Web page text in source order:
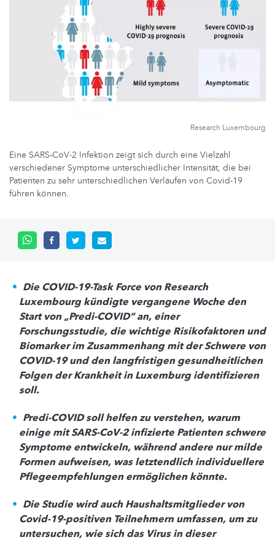
Research Luxembourg
Eine SARS-CoV-2 Infektion zeigt sich durch eine Vielzahl
verschiedener Symptome unterschiedlicher Intensität, die bei
Patienten zu sehr unterschiedlichen Verläufen von Covid-19
führen können.
Die COVID-19-Task Force von Research
Luxembourg kündigte vergangene Woche den
Start von „Predi-COVID“ an, einer
Forschungsstudie, die wichtige Risikofaktoren und
Biomarker im Zusammenhang mit der Schwere von
COVID-19 und den langfristigen gesundheitlichen
Folgen der Krankheit in Luxemburg identifizieren
soll.
Predi-COVID soll helfen zu verstehen, warum
einige mit SARS-CoV-2 infizierte Patienten schwere
Symptome entwickeln, während andere nur milde
Formen aufweisen, was letztendlich individuellere
Pflegeempfehlungen ermöglichen könnte.
Die Studie wird auch Haushaltsmitglieder von
Covid-19-positiven Teilnehmern umfassen, um zu
untersuchen, wie sich das Virus in dieser